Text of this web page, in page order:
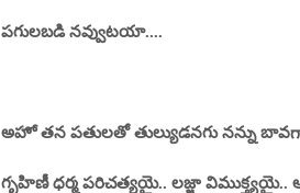
పగులబడి నవ్వుటయా....
అహో తన పతులతో తుల్యుడనగు నన్ను
గృహిణీ ధర్మ పరిచత్యయై.. లజ్జా విముక్త్యయై..